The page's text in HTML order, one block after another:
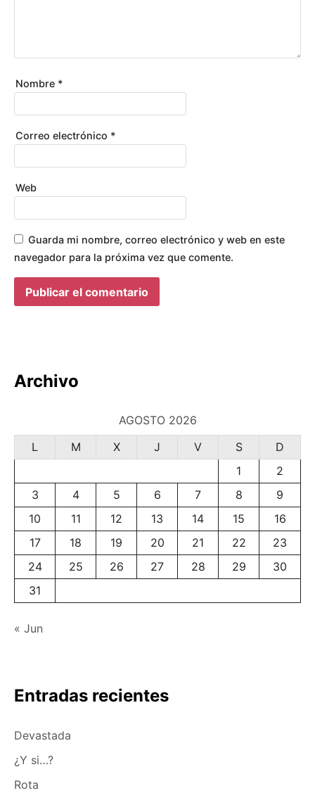
SNombre *
Correo electrónico *
Web
Guarda mi nombre, correo electrónico y web en este
navegador para la próxima vez que comente.
Archivo
AGOSTO 2026
L
M X J V S
D
1
2
3
4 5 6 7 8
9
10
11 12 13 14 15
16
17
18 19 20 21 22
23
24
25 26 27 28 29
30
31
« Jun
Entradas recientes
Devastada
¿Y si…?
Rota